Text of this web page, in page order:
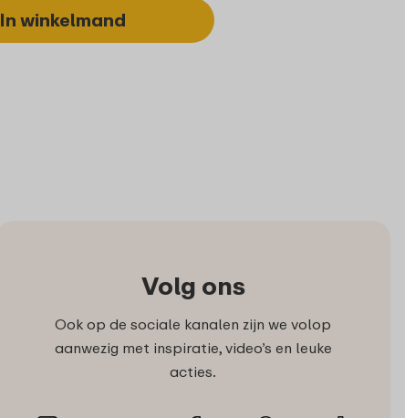
In winkelmand
Volg ons
Ook op de sociale kanalen zijn we volop
aanwezig met inspiratie, video’s en leuke
acties.